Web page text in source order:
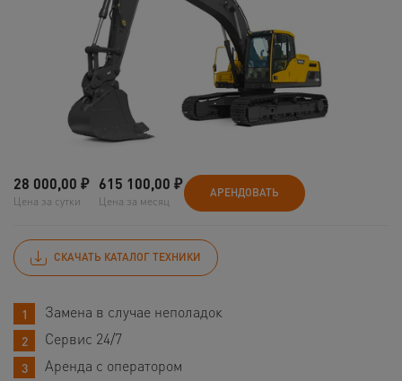
28 000,00 ₽
Цена за сутки
615 100,00 ₽
Цена за месяц
АРЕНДОВАТЬ
СКАЧАТЬ КАТАЛОГ ТЕХНИКИ
Замена в случае неполадок
Сервис 24/7
Аренда с оператором